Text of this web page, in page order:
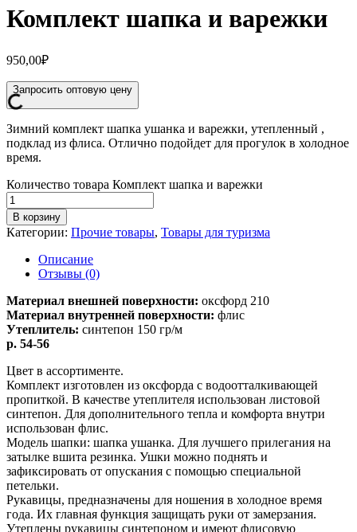
Комплект шапка и варежки
950,00₽
Запросить оптовую цену
Зимний комплект шапка ушанка и варежки, утепленный ,
подклад из флиса. Отлично подойдет для прогулок в холодное
время.
Количество товара Комплект шапка и варежки
В корзину
Категории: Прочие товары, Товары для туризма
Описание
Отзывы (0)
Материал внешней поверхности: оксфорд 210
Материал внутренней поверхности: флис
Утеплитель: синтепон 150 гр/м
р. 54-56
Цвет в ассортименте.
Комплект изготовлен из оксфорда с водоотталкивающей
пропиткой. В качестве утеплителя использован листовой
синтепон. Для дополнительного тепла и комфорта внутри
использован флис.
Модель шапки: шапка ушанка. Для лучшего прилегания на
затылке вшита резинка. Ушки можно поднять и
зафиксировать от опускания с помощью специальной
петельки.
Рукавицы, предназначены для ношения в холодное время
года. Их главная функция защищать руки от замерзания.
Утеплены рукавицы синтепоном и имеют флисовую